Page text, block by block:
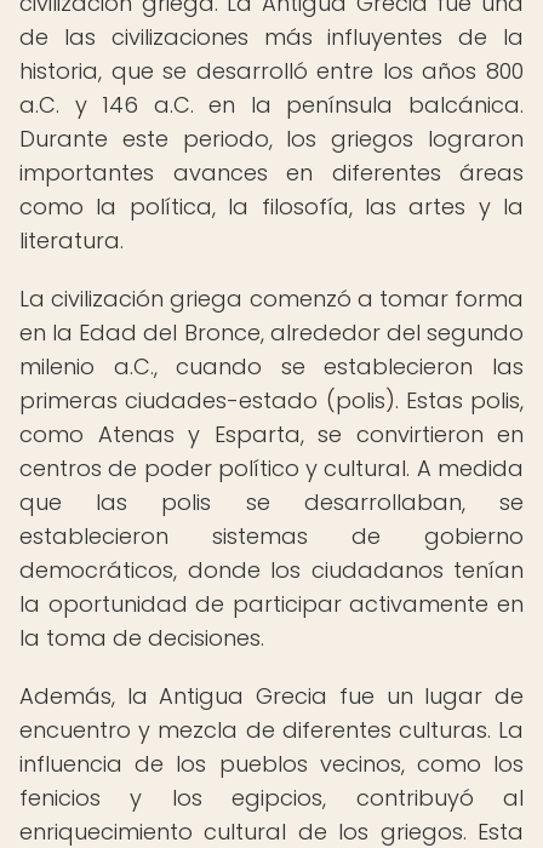
de las civilizaciones más influyentes de la
historia, que se desarrolló entre los años 800
a.C. y 146 a.C. en la península balcánica.
Durante este periodo, los griegos lograron
importantes avances en diferentes áreas
como la política, la filosofía, las artes y la
literatura.
La civilización griega comenzó a tomar forma
en la Edad del Bronce, alrededor del segundo
milenio a.C., cuando se establecieron las
primeras ciudades-estado (polis). Estas polis,
como Atenas y Esparta, se convirtieron en
centros de poder político y cultural. A medida
que las polis se desarrollaban, se
establecieron sistemas de gobierno
democráticos, donde los ciudadanos tenían
la oportunidad de participar activamente en
la toma de decisiones.
Además, la Antigua Grecia fue un lugar de
encuentro y mezcla de diferentes culturas. La
influencia de los pueblos vecinos, como los
fenicios y los egipcios, contribuyó al
enriquecimiento cultural de los griegos. Esta